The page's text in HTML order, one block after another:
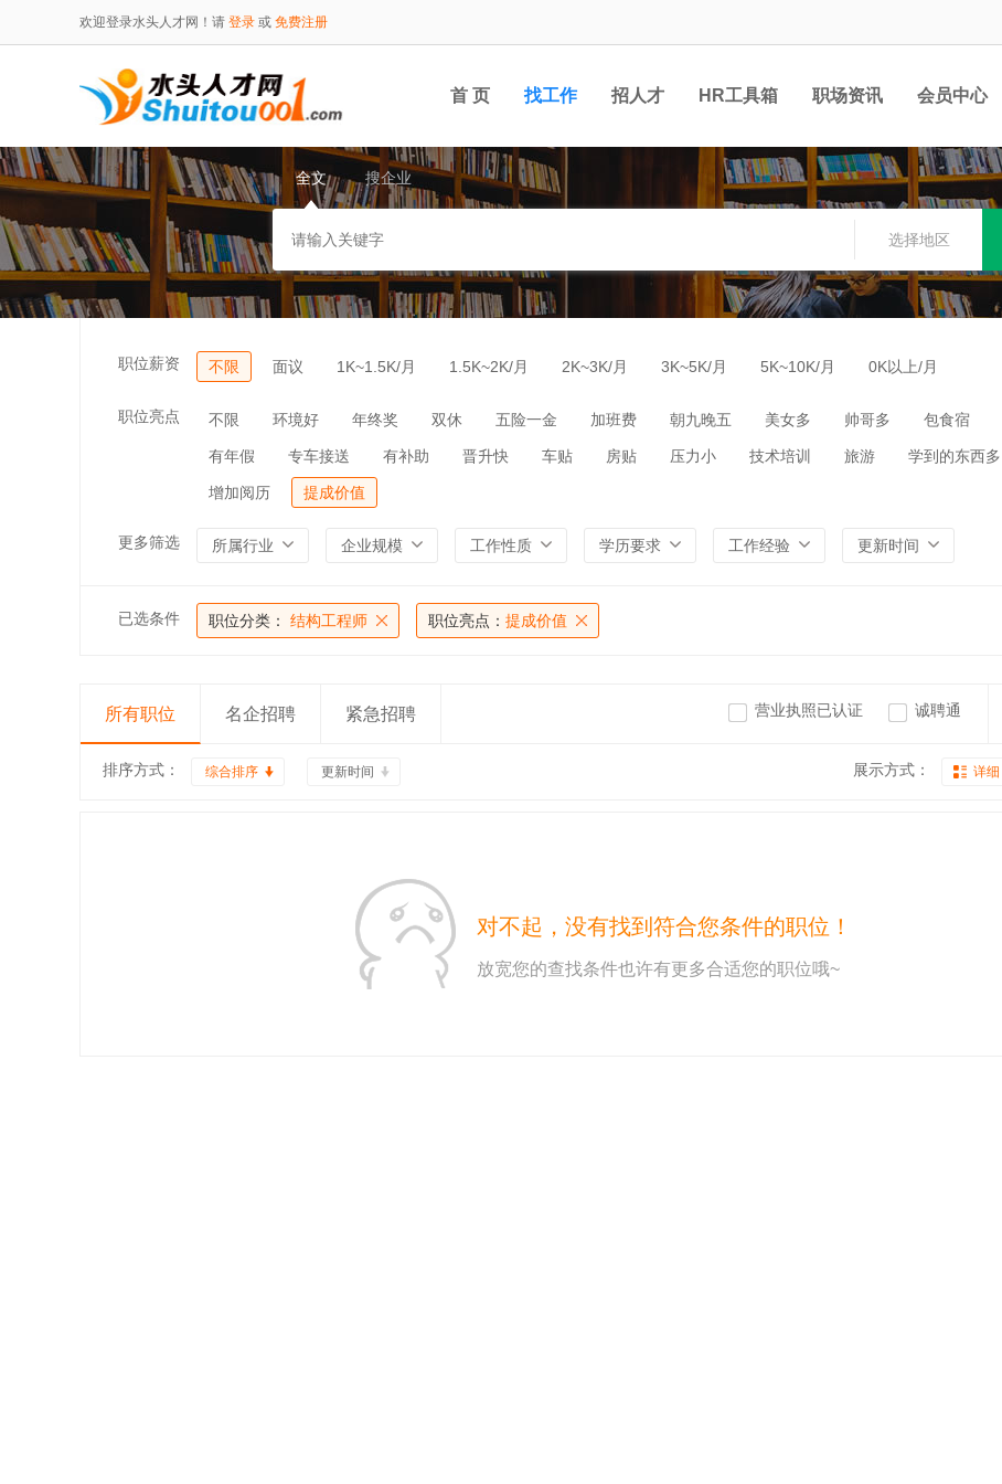
欢迎登录水头人才网！请 登录 或 免费注册
首 页 找工作 招人才 HR工具箱 职场资讯 会员中心
全文 搜企业
选择地区
职位薪资 不限 面议 1K~1.5K/月 1.5K~2K/月 2K~3K/月 3K~5K/月 5K~10K/月 0K以上/月
职位亮点 不限 环境好 年终奖 双休 五险一金 加班费 朝九晚五 美女多 帅哥多 包食宿
有年假 专车接送 有补助 晋升快 车贴 房贴 压力小 技术培训 旅游 学到的东西多
增加阅历 提成价值
更多筛选 所属行业 企业规模 工作性质 学历要求 工作经验 更新时间
已选条件 职位分类： 结构工程师 职位亮点： 提成价值
所有职位 名企招聘 紧急招聘 营业执照已认证 诚聘通
排序方式： 综合排序 更新时间 展示方式： 详细
对不起，没有找到符合您条件的职位！
放宽您的查找条件也许有更多合适您的职位哦~